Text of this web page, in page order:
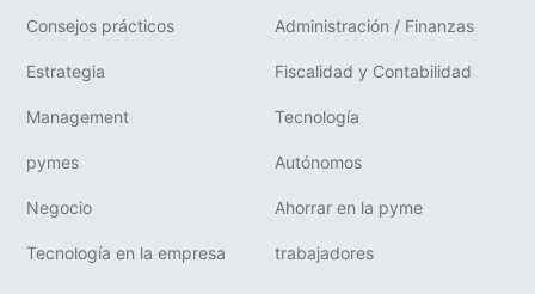
Consejos prácticos Administración / Finanzas
Estrategia Fiscalidad y Contabilidad
Management Tecnología
pymes Autónomos
Negocio Ahorrar en la pyme
Tecnología en la empresa trabajadores